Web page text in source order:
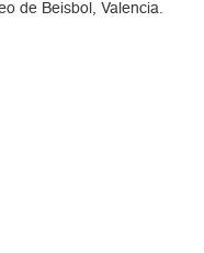
de Beisbol, Valencia.